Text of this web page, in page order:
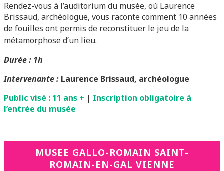
Rendez-vous à l’auditorium du musée, où Laurence
Brissaud, archéologue, vous raconte comment 10 années
de fouilles ont permis de reconstituer le jeu de la
métamorphose d’un lieu.
Durée : 1h
Intervenante : Laurence Brissaud, archéologue
Public visé : 11 ans + | Inscription obligatoire à
l’entrée du musée
MUSEE GALLO-ROMAIN SAINT-
ROMAIN-EN-GAL VIENNE